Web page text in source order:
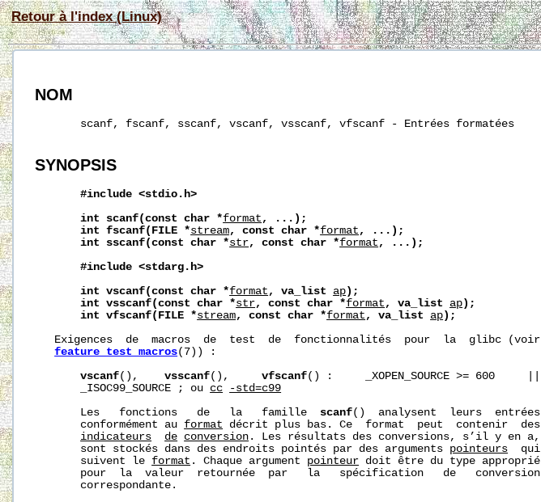
Retour à l'index (Linux)
NOM
       scanf, fscanf, sscanf, vscanf, vsscanf, vfscanf - Entrées formatées
SYNOPSIS
#include <stdio.h>
int
scanf(const char *format ,
...);
int
fscanf(FILE *stream, const char *format ,
...);
int
sscanf(const char *str, const char *format ,
...);
#include <stdarg.h>
int
vscanf(const char *format , va_list ap);
int
vsscanf(const char *str, const char *format , va_list ap);
int
vfscanf(FILE *stream, const char *format , va_list ap);
   Exigences  de  macros  de  test  de  fonctionnalités  pour  la  glibc (voir
feature_test_macros(7)) :
vscanf(), vsscanf(), vfscanf() :     _XOPEN_SOURCE >= 600     ||
       _ISOC99_SOURCE ; ou
cc
-std=c99
       Les   fonctions   de   la   famille
scanf()  analysent  leurs  entrées
       conformément au
format décrit plus bas. Ce  format  peut  contenir  des
indicateurs
de conversion . Les résultats des conversions, s’il y en a,
       sont stockés dans des endroits pointés par des arguments
pointeurs
  qui
       suivent le
format . Chaque argument pointeur doit être du type approprié
       pour  la  valeur  retournée  par   la   spécification   de   conversion
       correspondante.